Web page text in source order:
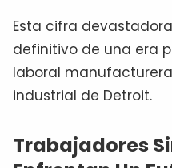
Esta cifra
definitivo de una era
laboral
industrial de Detroit.
Trabajadores